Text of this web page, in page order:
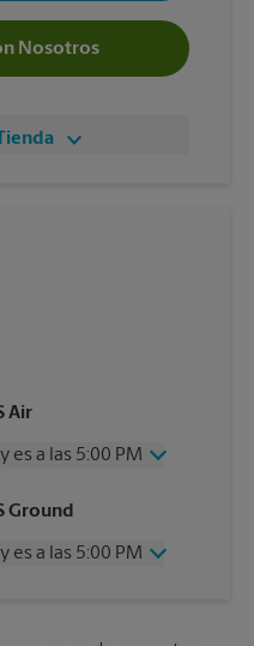
Nosotros
Air
es a las 5:00 PM
Ground
es a las 5:00 PM